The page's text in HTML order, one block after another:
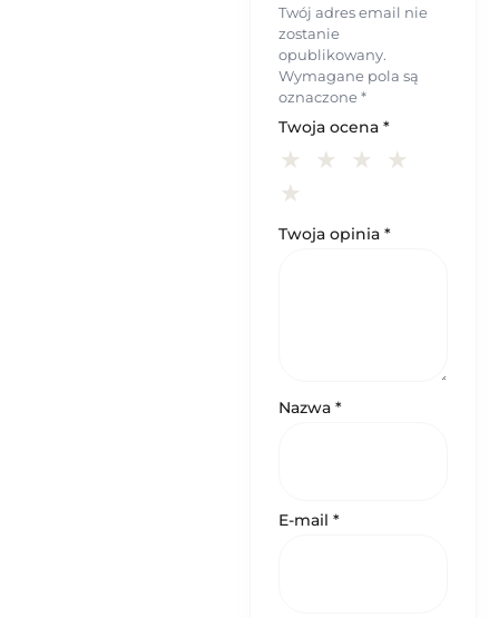
Twój adres email nie
zostanie
opublikowany.
Wymagane pola są
oznaczone*
Twoja ocena *
Twoja opinia *
Nazwa *
E-mail *